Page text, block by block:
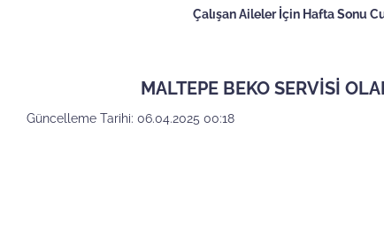
Çalışan Aileler İçin Hafta Sonu
MALTEPE BEKO SERVİSİ
Güncelleme Tarihi: 06.04.2025 00:18